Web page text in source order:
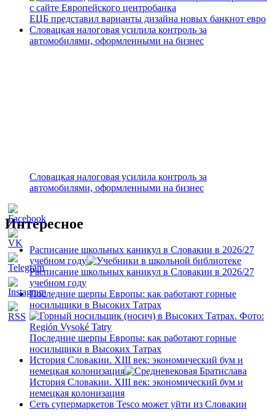
ЕЦБ представил варианты дизайна новых банкнот евро
Словацкая налоговая усилила контроль за
автомобилями, оформленными на бизнес
Словацкая налоговая усилила контроль за
автомобилями, оформленными на бизнес
Интересное
Расписание школьных каникул в Словакии в 2026/27
учебном году
Расписание школьных каникул в Словакии в 2026/27
учебном году
Последние шерпы Европы: как работают горные
носильщики в Высоких Татрах
Последние шерпы Европы: как работают горные
носильщики в Высоких Татрах
История Словакии. XIII век: экономический бум и
немецкая колонизация
История Словакии. XIII век: экономический бум и
немецкая колонизация
Сеть супермаркетов Tesco может уйти из Словакии